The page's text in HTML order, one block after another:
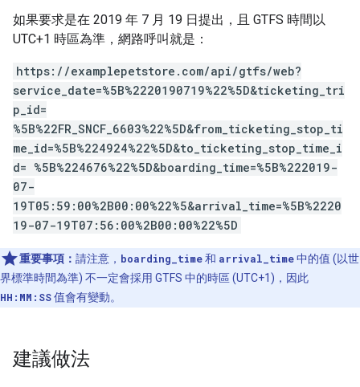
如果要求是在 2019 年 7 月 19 日提出，且 GTFS 時間以
UTC+1 時區為準，網路呼叫就是：
https://examplepetstore.com/api/gtfs/web?
service_date=%5B%2220190719%22%5D&ticketing_tri
p_id=
%5B%22FR_SNCF_6603%22%5D&from_ticketing_stop_ti
me_id=%5B%224924%22%5D&to_ticketing_stop_time_i
d= %5B%224676%22%5D&boarding_time=%5B%222019-
07-
19T05:59:00%2B00:00%22%5&arrival_time=%5B%2220
19-07-19T07:56:00%2B00:00%22%5D
重要事項： 請注意， boarding_time和 arrival_time中的值 (以世
界標準時間為準) 不一定會採用 GTFS 中的時區 (UTC+1)，因此
HH:MM:SS值會有變動。
建議做法